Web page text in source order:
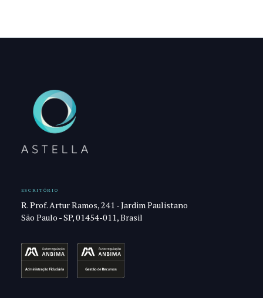
ESCRITÓRIO
R. Prof. Artur Ramos, 241 - Jardim Paulistano
São Paulo - SP, 01454-011, Brasil